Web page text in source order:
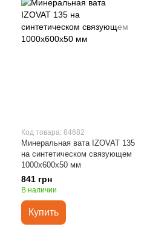
Код товара: 84682
Минеральная вата IZOVAT 135
на синтетическом связующем
1000х600х50 мм
841 грн
В наличии
Купить